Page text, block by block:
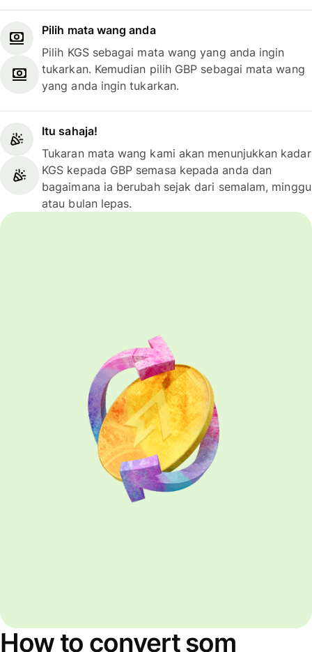
Pilih mata wang anda
Pilih KGS sebagai mata wang yang anda ingin
tukarkan. Kemudian pilih GBP sebagai mata wang
yang anda ingin tukarkan.
Itu sahaja!
Tukaran mata wang kami akan menunjukkan kadar
KGS kepada GBP semasa kepada anda dan
bagaimana ia berubah sejak dari semalam, minggu
atau bulan lepas.
How to convert som